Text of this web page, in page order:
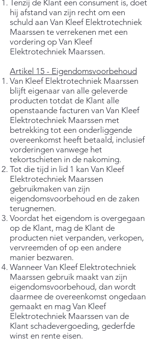
Tenzij de Klant een consument is, doet
hij afstand van zijn recht om een
schuld aan Van Kleef Elektrotechniek
Maarssen te verrekenen met een
vordering op Van Kleef
Elektrotechniek Maarssen.
Artikel 15 - Eigendomsvoorbehoud
Van Kleef Elektrotechniek Maarssen
blijft eigenaar van alle geleverde
producten totdat de Klant alle
openstaande facturen van Van Kleef
Elektrotechniek Maarssen met
betrekking tot een onderliggende
overeenkomst heeft betaald, inclusief
vorderingen vanwege het
tekortschieten in de nakoming.
Tot die tijd in lid 1 kan Van Kleef
Elektrotechniek Maarssen
gebruikmaken van zijn
eigendomsvoorbehoud en de zaken
terugnemen.
Voordat het eigendom is overgegaan
op de Klant, mag de Klant de
producten niet verpanden, verkopen,
vervreemden of op een andere
manier bezwaren.
Wanneer Van Kleef Elektrotechniek
Maarssen gebruik maakt van zijn
eigendomsvoorbehoud, dan wordt
daarmee de overeenkomst ongedaan
gemaakt en mag Van Kleef
Elektrotechniek Maarssen van de
Klant schadevergoeding, gederfde
winst en rente eisen.